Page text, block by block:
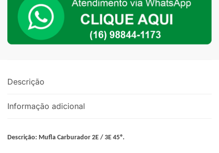
Descrição
Informação adicional
Descrição: Mufla Carburador 2E / 3E 45º.